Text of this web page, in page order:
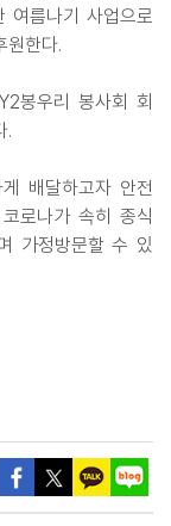
여름나기 사업으로
원한다.
봉우리 봉사회 회
.
배달하고자 안전
로나가 속히 종식
가정방문할 수 있